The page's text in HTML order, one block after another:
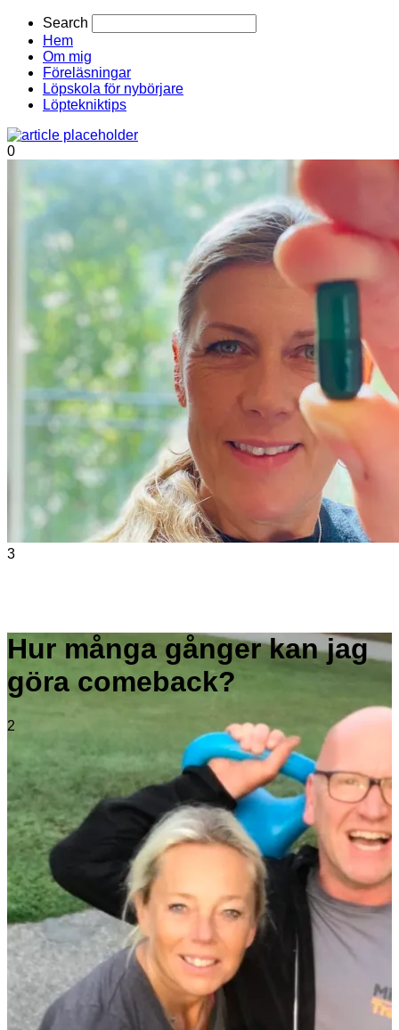
Search
Hem
Om mig
Föreläsningar
Löpskola för nybörjare
Löptekniktips
0
3
Hur många gånger kan jag
göra comeback?
2